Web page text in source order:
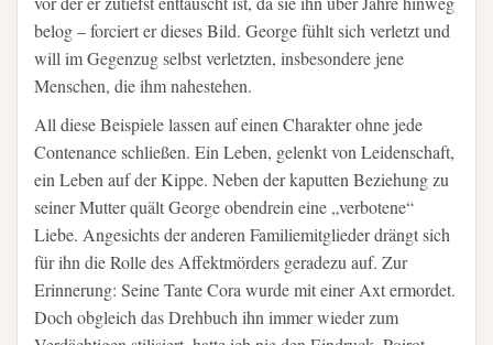
belog – forciert er dieses Bild. George fühlt sich verletzt und
will im Gegenzug selbst verletzten, insbesondere jene
Menschen, die ihm nahestehen.
All diese Beispiele lassen auf einen Charakter ohne jede
Contenance schließen. Ein Leben, gelenkt von Leidenschaft,
ein Leben auf der Kippe. Neben der kaputten Beziehung zu
seiner Mutter quält George obendrein eine „verbotene“
Liebe. Angesichts der anderen Familiemitglieder drängt sich
für ihn die Rolle des Affektmörders geradezu auf. Zur
Erinnerung: Seine Tante Cora wurde mit einer Axt ermordet.
Doch obgleich das Drehbuch ihn immer wieder zum